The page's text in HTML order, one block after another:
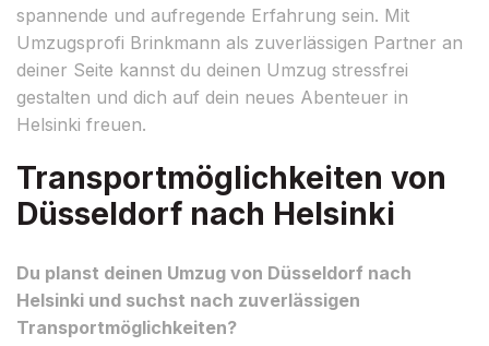
spannende und aufregende Erfahrung sein. Mit
Umzugsprofi Brinkmann als zuverlässigen Partner an
deiner Seite kannst du deinen Umzug stressfrei
gestalten und dich auf dein neues Abenteuer in
Helsinki freuen.
Transportmöglichkeiten von
Düsseldorf nach Helsinki
Du planst deinen Umzug von Düsseldorf nach
Helsinki und suchst nach zuverlässigen
Transportmöglichkeiten?